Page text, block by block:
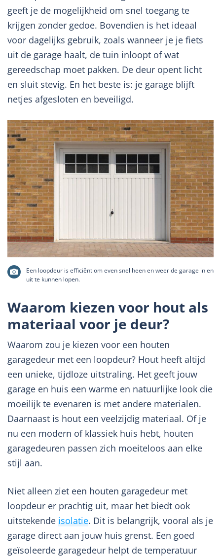
geeft je de mogelijkheid om snel toegang te
krijgen zonder gedoe. Bovendien is het ideaal
voor dagelijks gebruik, zoals wanneer je je fiets
uit de garage haalt, de tuin inloopt of wat
gereedschap moet pakken. De deur opent licht
en sluit stevig. En het beste is: je garage blijft
netjes afgesloten en beveiligd.
Een loopdeur is efficiënt om even snel heen en weer de garage in en
uit te kunnen lopen.
Waarom kiezen voor hout als
materiaal voor je deur?
Waarom zou je kiezen voor een houten
garagedeur met een loopdeur? Hout heeft altijd
een unieke, tijdloze uitstraling. Het geeft jouw
garage en huis een warme en natuurlijke look die
moeilijk te evenaren is met andere materialen.
Daarnaast is hout een veelzijdig materiaal. Of je
nu een modern of klassiek huis hebt, houten
garagedeuren passen zich moeiteloos aan elke
stijl aan.
Niet alleen ziet een houten garagedeur met
loopdeur er prachtig uit, maar het biedt ook
uitstekende isolatie. Dit is belangrijk, vooral als je
garage direct aan jouw huis grenst. Een goed
geïsoleerde garagedeur helpt de temperatuur